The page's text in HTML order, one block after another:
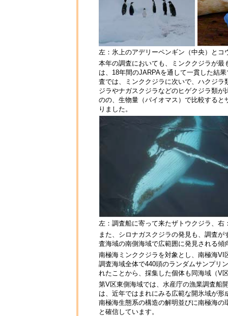
左：氷上のアデリーペンギン（中央）と
本年の調査においても、ミンククジラが
は、18年間のJARPAを通して一貫した結
査では、ミンククジラに次いで、ハクジ
ジラやナガスクジラなどのヒゲクジラ類
のの、生物量（バイオマス）で比較する
りました。
左：調査船に寄って来たザトウクジラ、
また、シロナガスクジラの発見も、調査
査海域の南側海域で広範囲に発見される傾
南極海ミンククジラを対象とし、南極海VI
調査海域全体で440頭のランダムサンプリ
れたことから、採集した個体も同海域（V
第V区東側海域では、水産庁の漁業調査船
は、近年ではまれにみる広範な開氷域が
南極海生態系の構造の解明並びに南極海
と確信しています。